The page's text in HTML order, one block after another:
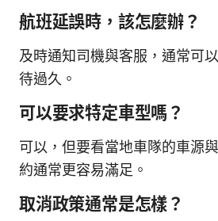
航班延誤時，該怎麼辦？
及時通知司機與客服，通常可
待過久。
可以要求特定車型嗎？
可以，但要看當地車隊的車源
約通常更容易滿足。
取消政策通常是怎樣？